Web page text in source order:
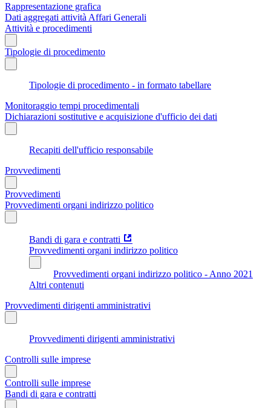
Rappresentazione grafica
Dati aggregati attività Affari Generali
Attività e procedimenti
Tipologie di procedimento
Tipologie di procedimento - in formato tabellare
Monitoraggio tempi procedimentali
Dichiarazioni sostitutive e acquisizione d'ufficio dei dati
Recapiti dell'ufficio responsabile
Provvedimenti
Provvedimenti
Provvedimenti organi indirizzo politico
Bandi di gara e contratti
Provvedimenti organi indirizzo politico
Provvedimenti organi indirizzo politico - Anno 2021
Altri contenuti
Provvedimenti dirigenti amministrativi
Provvedimenti dirigenti amministrativi
Controlli sulle imprese
Controlli sulle imprese
Bandi di gara e contratti